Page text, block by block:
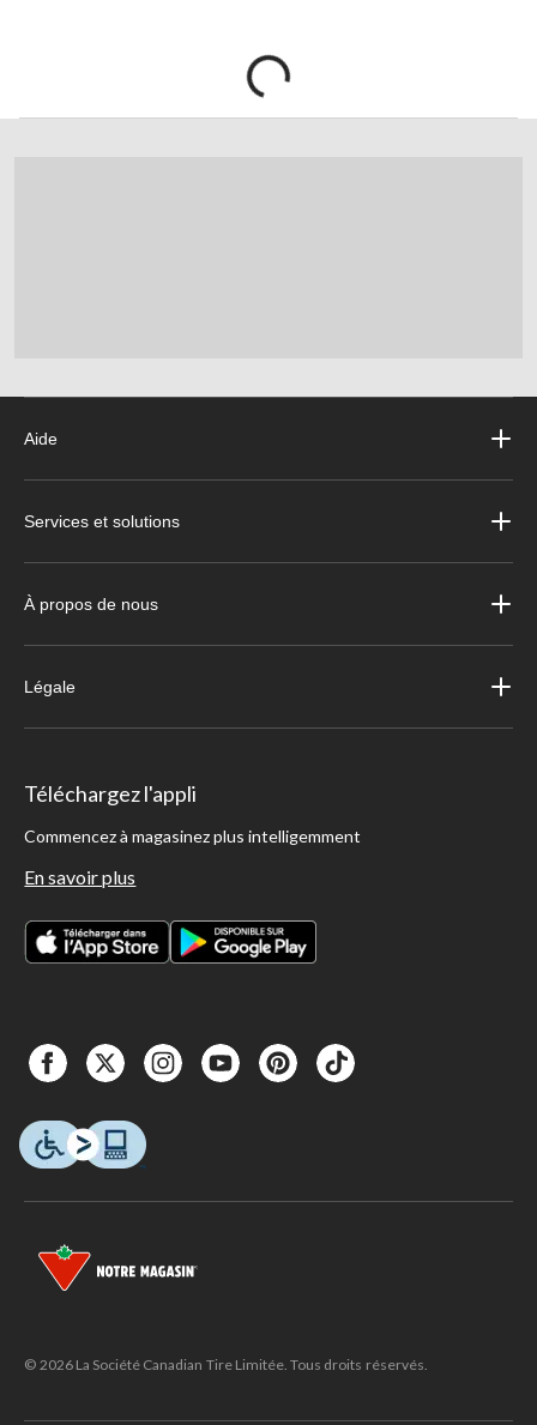
Aide
Services et solutions
À propos de nous
Légale
Téléchargez l'appli
Commencez à magasinez plus intelligemment
En savoir plus
© 2026 La Société Canadian Tire Limitée. Tous droits réservés.